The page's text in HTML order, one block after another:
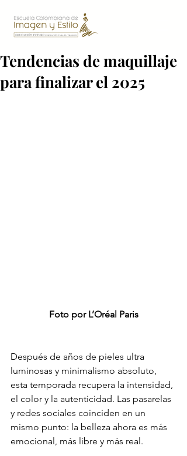
Tendencias de maquillaje
para finalizar el 2025
Foto por L’Oréal Paris
Después de años de pieles ultra
luminosas y minimalismo absoluto,
esta temporada recupera la intensidad,
el color y la autenticidad. Las pasarelas
y redes sociales coinciden en un
mismo punto: la belleza ahora es más
emocional, más libre y más real.